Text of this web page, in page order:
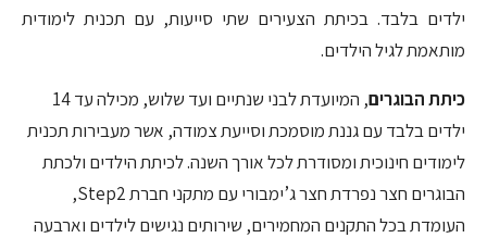
ילדים בלבד. בכיתת הצעירים שתי סייעות, עם תכנית לימודית
מותאמת לגיל הילדים.
כיתת הבוגרים
, המיועדת לבני שנתיים ועד שלוש, מכילה עד 14
ילדים בלבד עם גננת מוסמכת וסייעת צמודה, אשר מעבירות תכנית
לימודים חינוכית ומסודרת לכל אורך השנה. לכיתת הילדים ולכתת
הבוגרים חצר נפרדת חצר ג’ימבורי עם מתקני חברת Step2,
העומדת בכל התקנים המחמירים, שירותים נגישים לילדים וארבעה